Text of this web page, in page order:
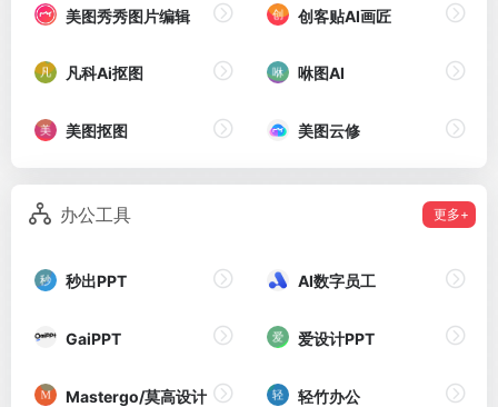
美图秀秀图片编辑 创客贴AI画匠
凡科Ai抠图 咻图AI
美图抠图 美图云修
办公工具 更多+
秒出PPT AI数字员工
GaiPPT 爱设计PPT
Mastergo/莫高设计 轻竹办公